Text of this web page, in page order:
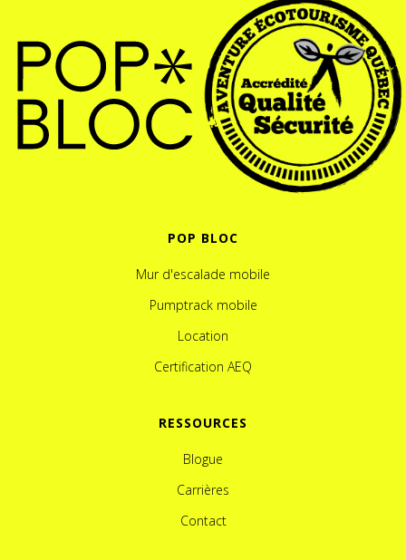
POP BLOC
Mur d'escalade mobile
Pumptrack mobile
Location
Certification AEQ
RESSOURCES
Blogue
Carrières
Contact